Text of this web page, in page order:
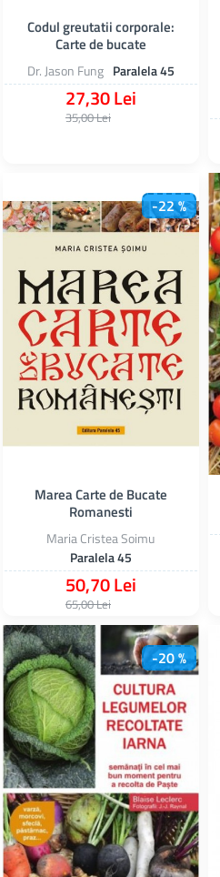
Dr. Jason Fung Paralela 45
Codul greutatii corporale:
Carte de bucate
27,30 Lei
35,00 Lei
-22 %
Maria Cristea Soimu
Paralela 45
Marea Carte de Bucate
Romanesti
50,70 Lei
65,00 Lei
-20 %